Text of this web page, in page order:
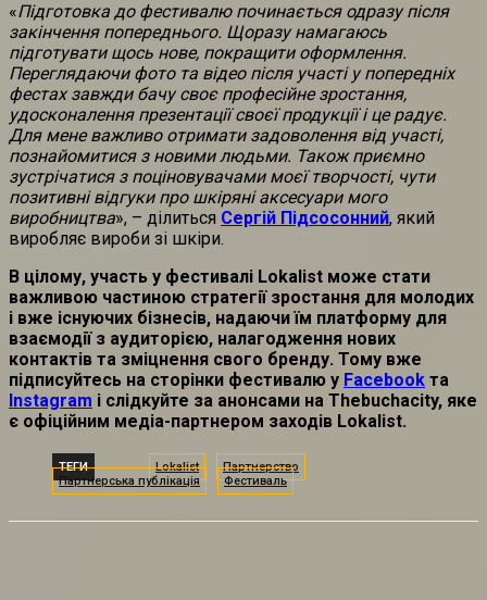
«Підготовка до фестивалю починається одразу після
закінчення попереднього. Щоразу намагаюсь
підготувати щось нове, покращити оформлення.
Переглядаючи фото та відео після участі у попередніх
фестах завжди бачу своє професійне зростання,
удосконалення презентації своєї продукції і це радує.
Для мене важливо отримати задоволення від участі,
познайомитися з новими людьми. Також приємно
зустрічатися з поціновувачами моєї творчості, чути
позитивні відгуки про шкіряні аксесуари мого
виробництва», – ділиться Сергій Підсосонний, який
виробляє вироби зі шкіри.
В цілому, участь у фестивалі Lokalist може стати
важливою частиною стратегії зростання для молодих
і вже існуючих бізнесів, надаючи їм платформу для
взаємодії з аудиторією, налагодження нових
контактів та зміцнення свого бренду. Тому вже
підписуйтесь на сторінки фестивалю у Facebook та
Instagram і слідкуйте за анонсами на Thebuchacity, яке
є офіційним медіа-партнером заходів Lokalist.
ТЕГИ Lokalist
Партнерство
Партнерська публікація
Фестиваль